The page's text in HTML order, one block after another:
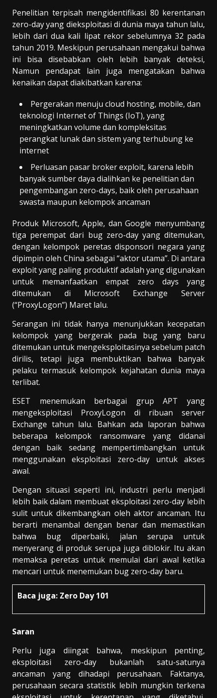
Penelitian terpisah mengidentifikasi 80 kerentanan
zero-day yang dieksploitasi di dunia maya tahun lalu,
lebih dari dua kali lipat rekor sebelumnya 32 pada
tahun 2019. Meskipun perusahaan mengakui bahwa
ini bisa disebabkan oleh lebih banyak deteksi,
Namun pendapat lain juga mengatakan bahwa
kenaikan dapat diakibatkan karena:
Pergerakan menuju cloud hosting, mobile, dan
teknologi Internet of Things (IoT), yang
meningkatkan volume dan kompleksitas
perangkat lunak dan sistem yang terhubung ke
internet
Perluasan pasar broker exploit, karena lebih
banyak sumber daya dialihkan ke penelitian dan
pengembangan zero-days, baik oleh perusahaan
swasta maupun kelompok ancaman
Produk Microsoft, Apple, dan Google menyumbang
tiga perempat dari bug zero-day yang ditemukan,
dengan kelompok peretas disponsori negara yang
dipimpin oleh China sebagai “aktor utama”. Di antara
exploit yang paling produktif adalah yang digunakan
untuk memanfaatkan empat zero days yang
ditemukan di Microsoft Exchange Server
(“ProxyLogon”) Maret lalu.
Serangan ini tidak hanya menunjukkan kecepatan
kelompok yang bergerak pada bug yang baru
ditemukan untuk mengeksploitasinya sebelum patch
dirilis, tetapi juga membuktikan bahwa banyak
pelaku termasuk kelompok kejahatan dunia maya
terlibat.
ESET menemukan berbagai grup APT yang
mengeksploitasi ProxyLogon di ribuan server
Exchange tahun lalu. Bahkan ada laporan bahwa
beberapa kelompok ransomware yang didanai
dengan baik sedang mempertimbangkan untuk
menggunakan eksploitasi zero-day untuk akses
awal.
Dengan situasi seperti ini, industri perlu menjadi
lebih baik dalam membuat eksploitasi zero-day lebih
sulit untuk dikembangkan oleh aktor ancaman. Itu
berarti menambal dengan benar dan memastikan
bahwa bug diperbaiki, jalan serupa untuk
menyerang di produk serupa juga diblokir. Itu akan
memaksa peretas untuk memulai dari awal ketika
mencari untuk menemukan bug zero-day baru.
Baca juga: Zero Day 101
Saran
Perlu juga diingat bahwa, meskipun penting,
eksploitasi zero-day bukanlah satu-satunya
ancaman yang dihadapi perusahaan. Faktanya,
perusahaan secara statistik lebih mungkin terkena